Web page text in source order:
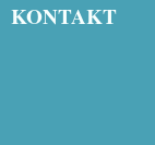
KONTAKT